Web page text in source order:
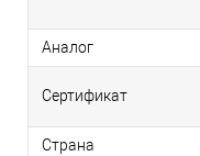
Аналог
Сертификат
Страна